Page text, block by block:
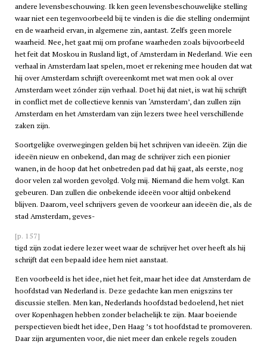
andere levensbeschouwing. Ik ken geen levensbeschouwelijke stelling
waar niet een tegenvoorbeeld bij te vinden is die die stelling ondermijnt
en de waarheid ervan, in algemene zin, aantast. Zelfs geen morele
waarheid. Nee, het gaat mij om profane waarheden zoals bijvoorbeeld
het feit dat Moskou in Rusland ligt, of Amsterdam in Nederland. Wie een
verhaal in Amsterdam laat spelen, moet er rekening mee houden dat wat
hij over Amsterdam schrijft overeenkomt met wat men ook al over
Amsterdam weet zónder zijn verhaal. Doet hij dat niet, is wat hij schrijft
in conflict met de collectieve kennis van ‘Amsterdam’, dan zullen zijn
Amsterdam en het Amsterdam van zijn lezers twee heel verschillende
zaken zijn.
Soortgelijke overwegingen gelden bij het schrijven van ideeën. Zijn die
ideeën nieuw en onbekend, dan mag de schrijver zich een pionier
wanen, in de hoop dat het onbetreden pad dat hij gaat, als eerste, nog
door velen zal worden gevolgd. Volg mij. Niemand die hem volgt. Kan
gebeuren. Dan zullen die onbekende ideeën voor altijd onbekend
blijven. Daarom, veel schrijvers geven de voorkeur aan ideeën die, als de
stad Amsterdam, geves-
[p. 157]
tigd zijn zodat iedere lezer weet waar de schrijver het over heeft als hij
schrijft dat een bepaald idee hem niet aanstaat.
Een voorbeeld is het idee, niet het feit, maar het idee dat Amsterdam de
hoofdstad van Nederland is. Deze gedachte kan men enigszins ter
discussie stellen. Men kan, Nederlands hoofdstad bedoelend, het niet
over Kopenhagen hebben zonder belachelijk te zijn. Maar boeiende
perspectieven biedt het idee, Den Haag ’s tot hoofdstad te promoveren.
Daar zijn argumenten voor, die niet meer dan enkele regels zouden